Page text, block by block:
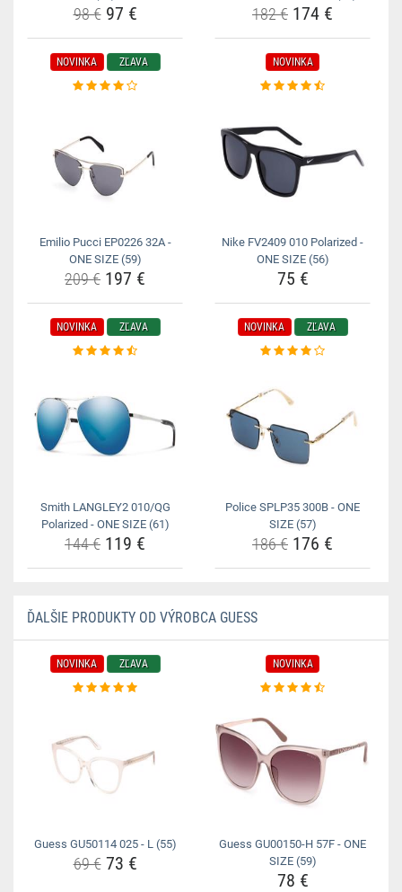
98 €97 € 182 € 174 €
NOVINKA ZĽAVA
Emilio Pucci EP0226 32A -
ONE SIZE (59)
209 € 197 €
NOVINKA
Nike FV2409 010 Polarized -
ONE SIZE (56)
75 €
NOVINKA ZĽAVA
Smith LANGLEY2 010/QG
Polarized - ONE SIZE (61)
144 € 119 €
NOVINKA ZĽAVA
Police SPLP35 300B - ONE
SIZE (57)
186 € 176 €
ĎALŠIE PRODUKTY OD VÝROBCA GUESS
NOVINKA ZĽAVA
Guess GU50114 025 - L (55)
69 €73 €
NOVINKA
Guess GU00150-H 57F - ONE
SIZE (59)
78 €